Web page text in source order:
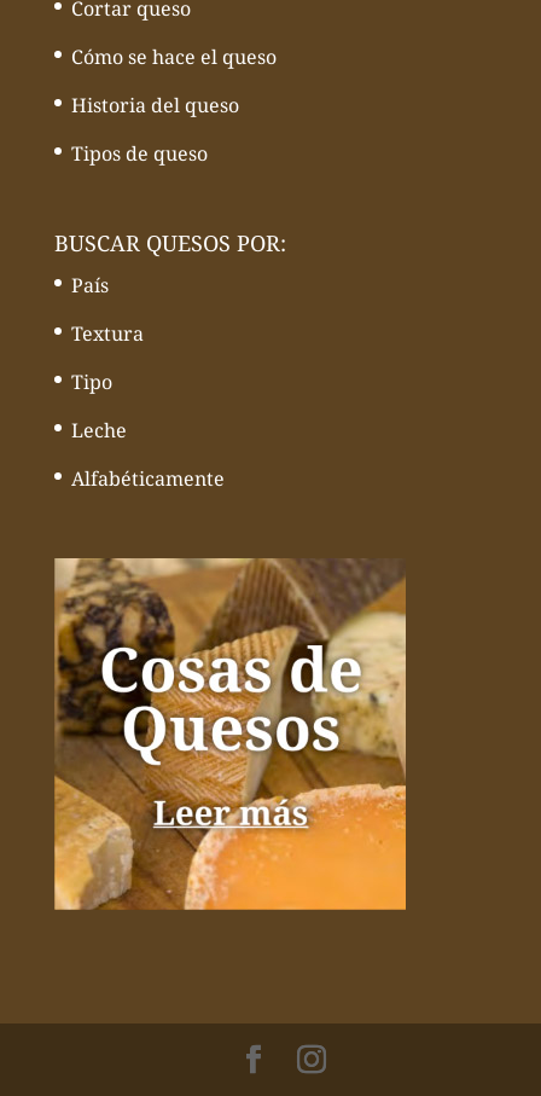
Cortar queso
Cómo se hace el queso
Historia del queso
Tipos de queso
BUSCAR QUESOS POR:
País
Textura
Tipo
Leche
Alfabéticamente